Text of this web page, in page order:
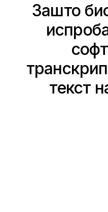
Зашто
текст